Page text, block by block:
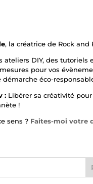
, la créatrice de Rock and
ateliers DIY, des tutoriels
pour vos
démarche éco-
: Libérer sa créativité
!
sens ? Faites-moi votre